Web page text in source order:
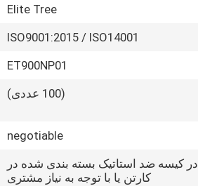
Elite Tree
ISO9001:2015 / ISO14001
ET900NP01
(100 عددی)
negotiable
در کیسه ضد استاتیک بسته بندی شده در
کارتن یا با توجه به نیاز مشتری